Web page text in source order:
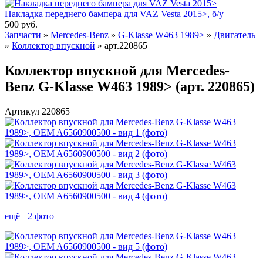
Накладка переднего бампера для VAZ Vesta 2015>, б/у
500 руб.
Запчасти » Mercedes-Benz » G-Klasse W463 1989> » Двигатель
» Коллектор впускной » арт.220865
Коллектор впускной для Mercedes-
Benz G-Klasse W463 1989> (арт. 220865)
Артикул 220865
ещё +2 фото